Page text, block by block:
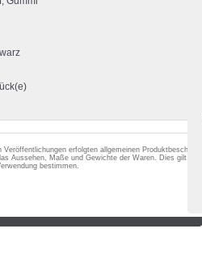
erfolgten allgemeinen
Aussehen, Maße und Gewichte der Waren. Dies gilt
bestimmen.